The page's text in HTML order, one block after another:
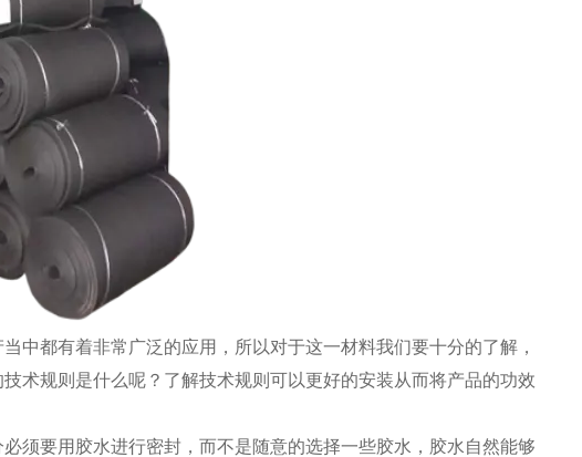
中都有着非常广泛的应用，所以对于这一材料我们要十分的了解，
术规则是什么呢？了解技术规则可以更好的安装从而将产品的功效
须要用胶水进行密封，而不是随意的选择一些胶水，胶水自然能够